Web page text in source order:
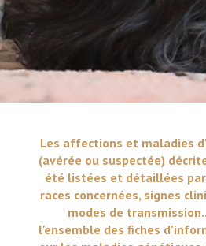
VERS LE SITE
Les affections et maladies
(avérée ou suspectée)
été listées et détaillées
races concernées, signes
modes de
l'ensemble des fiches